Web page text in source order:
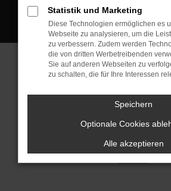
Mail: fj@jakob-
Cookie Einstellungen
© 2026 Jakob Trading GmbH | Neustädter
Neustadt/Vogtland | fj@jakob-trading.com |
Statistik und Marketing
Diese Technologien ermöglichen es
Webseite zu analysieren, um die
zu verbessern. Zudem werden
die von dritten Werbetreibenden
Sie auf anderen Webseiten zu
zu schalten, die für Ihre Interessen
Speichern
Optionale Cookies
Alle akzeptieren